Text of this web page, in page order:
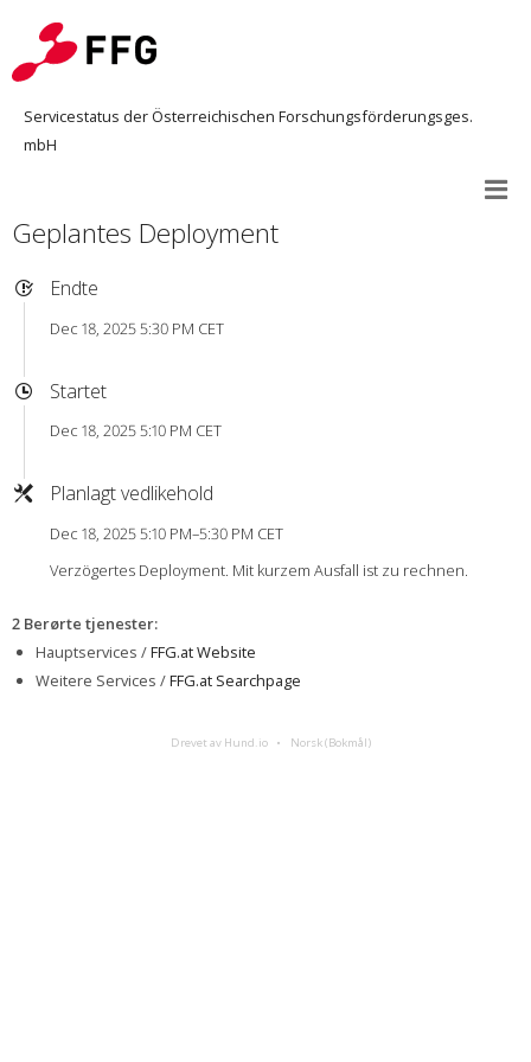
Servicestatus der Österreichischen Forschungsförderungsges.
mbH
Geplantes Deployment
Endte
Dec 18, 2025 5:30 PM CET
Startet
Dec 18, 2025 5:10 PM CET
Planlagt vedlikehold
Dec 18, 2025 5:10 PM–5:30 PM CET
Verzögertes Deployment. Mit kurzem Ausfall ist zu rechnen.
2 Berørte tjenester:
Hauptservices /FFG.at Website
Weitere Services /FFG.at Searchpage
Drevet av Hund.io Norsk (Bokmål)